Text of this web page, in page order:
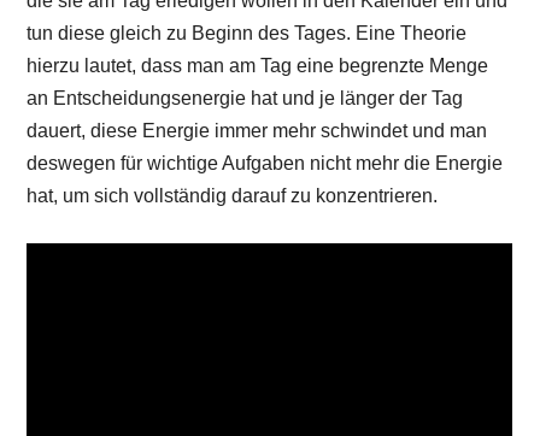
tun diese gleich zu Beginn des Tages. Eine Theorie
hierzu lautet, dass man am Tag eine begrenzte Menge
an Entscheidungsenergie hat und je länger der Tag
dauert, diese Energie immer mehr schwindet und man
deswegen für wichtige Aufgaben nicht mehr die Energie
hat, um sich vollständig darauf zu konzentrieren.